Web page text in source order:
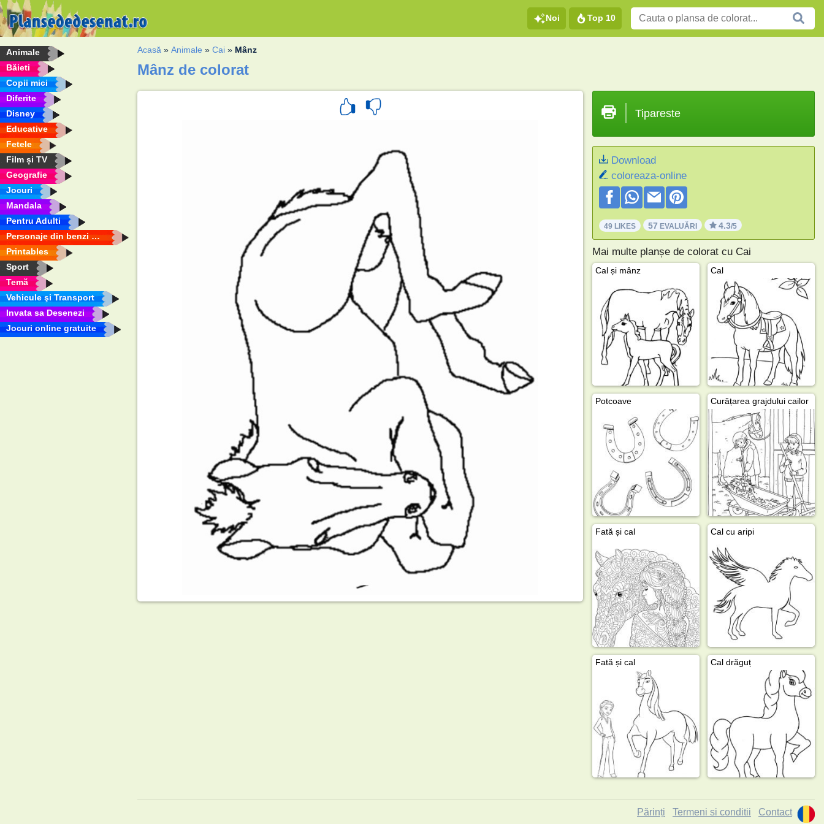
Noi Top 10
Animale
Băieti
Copii mici
Diferite
Disney
Educative
Fetele
Film și TV
Geografie
Jocuri
Mandala
Pentru Adulti
Personaje din benzi desenate
Printables
Sport
Temă
Vehicule şi Transport
Invata sa Desenezi
Jocuri online gratuite
Acasă »Animale »Cai » Mânz
Mânz de colorat
Tipareste
Download
coloreaza-online
49 LIKES 57 EVALUĂRI 4.3/5
Mai multe planșe de colorat cu Cai
Cal și mânz Cal
Potcoave Curățarea grajdului cailor
Fată și cal Cal cu aripi
Fată și cal Cal drăguț
Părinți Termeni si conditii Contact